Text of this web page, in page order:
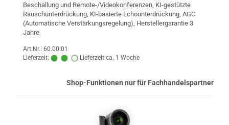
Beschallung und Remote-/Videokonferenzen, KI-gestützte
Rauschunterdrückung, KI-basierte Echounterdrückung, AGC
(Automatische Verstärkungsregelung), Herstellergarantie 3
Jahre
Art.Nr.: 60.00.01
Lieferzeit:
Lieferzeit ca. 1 Woche
Shop-Funktionen nur für Fachhandelspartner